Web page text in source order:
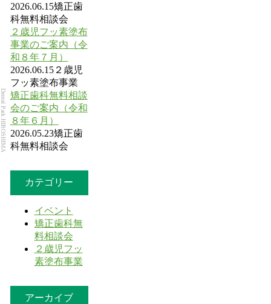
Dental Park HIROSHIMA
2026.06.15矯正歯
科無料相談会
２歳児フッ素塗布
事業のご案内（令
和８年７月）
2026.06.15２歳児
フッ素塗布事業
矯正歯科無料相談
会のご案内（令和
８年６月）
2026.05.23矯正歯
科無料相談会
カテゴリー
イベント
矯正歯科無
料相談会
２歳児フッ
素塗布事業
アーカイブ